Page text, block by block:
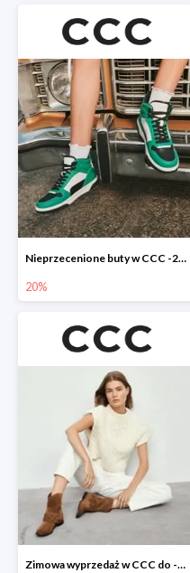
Nieprzecenione buty w CCC -20%
20%
Zimowa wyprzedaż w CCC do -60%